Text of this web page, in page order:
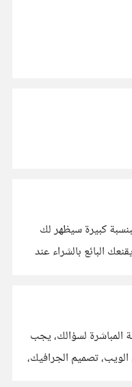
كبيرة سيظهر لك
أن يقنعك البائع بالشراء عند
المباشرة لسؤالك، يجب
تصميم الجرافيك،